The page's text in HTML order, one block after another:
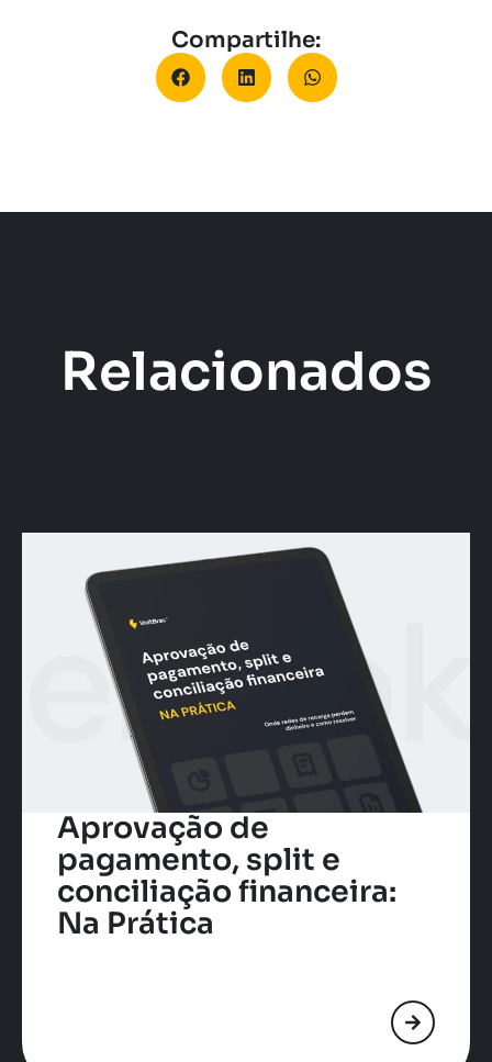
Compartilhe:
Relacionados
Aprovação de
pagamento, split e
conciliação financeira:
Na Prática